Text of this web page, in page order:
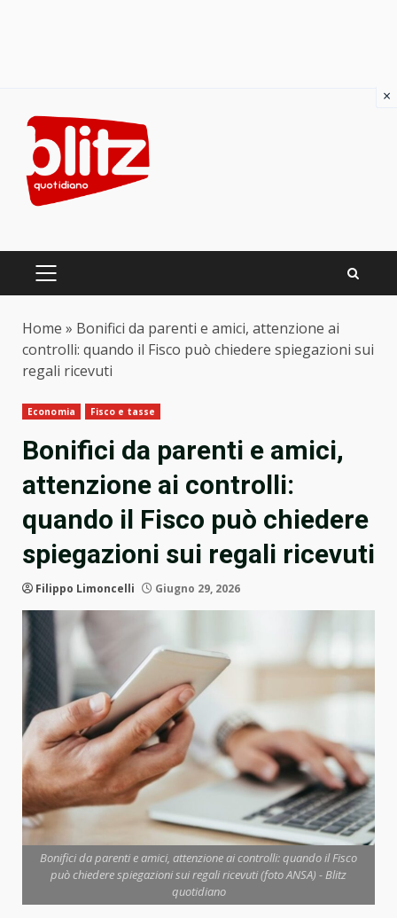
content
PRIMARY
Home » Bonifici da parenti e amici, attenzione ai
controlli: quando il Fisco può chiedere spiegazioni sui
regali ricevuti
Economia Fisco e tasse
Bonifici da parenti e amici,
attenzione ai controlli:
quando il Fisco può chiedere
spiegazioni sui regali ricevuti
Filippo Limoncelli Giugno 29, 2026
Bonifici da parenti e amici, attenzione ai controlli: quando il Fisco
può chiedere spiegazioni sui regali ricevuti (foto ANSA) - Blitz
quotidiano
×